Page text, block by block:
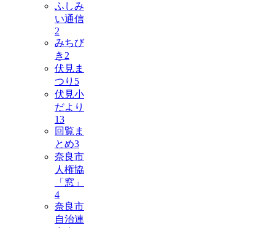
ふしみ
い通信
2
みちび
き 2
伏見ま
つり 5
伏見小
だより
13
回覧ま
とめ3
奈良市
人権協
「窓」
4
奈良市
自治連